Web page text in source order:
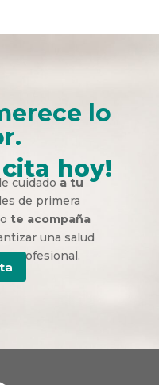
lo
cita hoy!
cuidado a tu
de primera
te acompaña
una salud
profesional.